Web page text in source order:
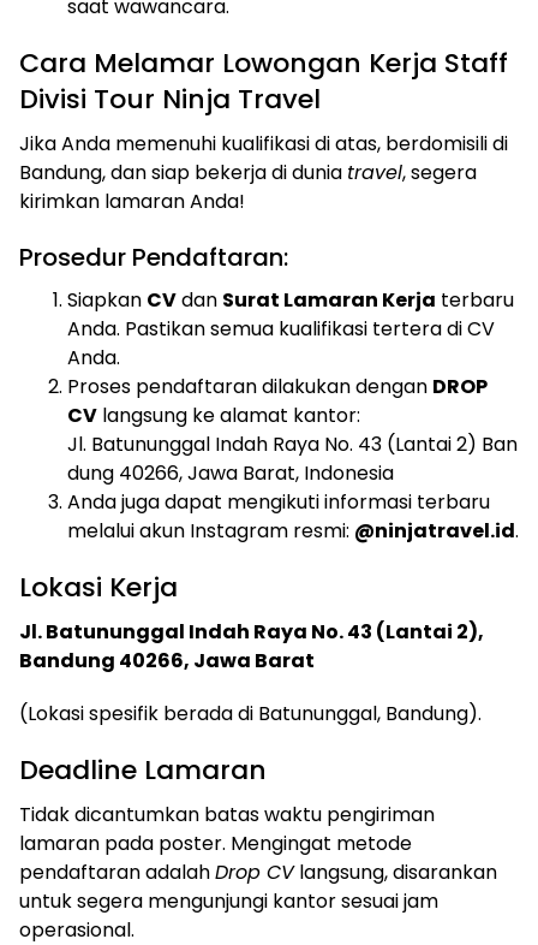
saat wawancara.
Cara Melamar Lowongan Kerja Staff
Divisi Tour Ninja Travel
Jika Anda memenuhi kualifikasi di atas, berdomisili di
Bandung, dan siap bekerja di dunia travel, segera
kirimkan lamaran Anda!
Prosedur Pendaftaran:
Siapkan CVdan Surat Lamaran Kerja terbaru
Anda. Pastikan semua kualifikasi tertera di CV
Anda.
Proses pendaftaran dilakukan dengan DROP
CV langsung ke alamat kantor:
Jl. Batununggal Indah Raya No. 43 (Lantai 2) Ban
dung 40266, Jawa Barat, Indonesia
Anda juga dapat mengikuti informasi terbaru
melalui akun Instagram resmi: @ninjatravel.id.
Lokasi Kerja
Jl. Batununggal Indah Raya No. 43 (Lantai 2),
Bandung 40266, Jawa Barat
(Lokasi spesifik berada di Batununggal, Bandung).
Deadline Lamaran
Tidak dicantumkan batas waktu pengiriman
lamaran pada poster. Mengingat metode
pendaftaran adalahDrop CVlangsung, disarankan
untuk segera mengunjungi kantor sesuai jam
operasional.